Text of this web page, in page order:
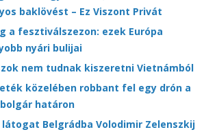
baklövést – Ez Viszont Privát
a fesztiválszezon: ezek Európa
nyári bulijai
nem tudnak kiszeretni Vietnámból
közelében robbant fel egy drón a
határon
látogat Belgrádba Volodimir Zelenszkij